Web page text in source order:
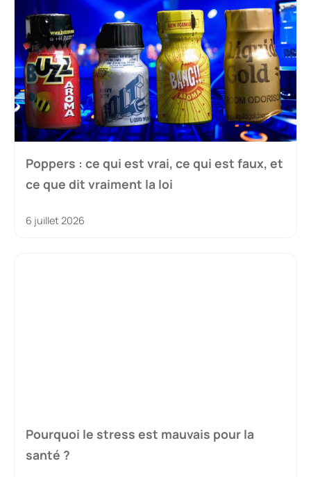
Poppers : ce qui est vrai, ce qui est faux, et
ce que dit vraiment la loi
6 juillet 2026
Pourquoi le stress est mauvais pour la
santé ?